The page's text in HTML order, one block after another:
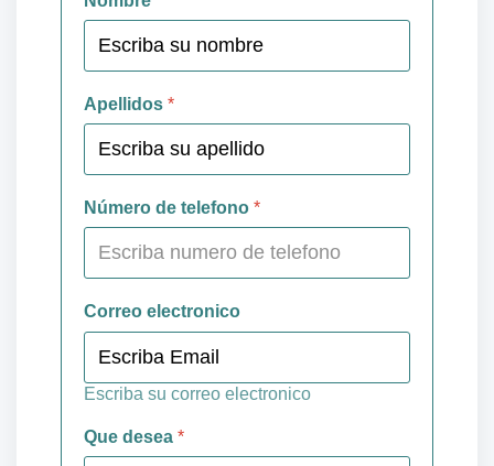
Apellidos *
Número de telefono *
Correo electronico
Escriba su correo electronico
Que desea *